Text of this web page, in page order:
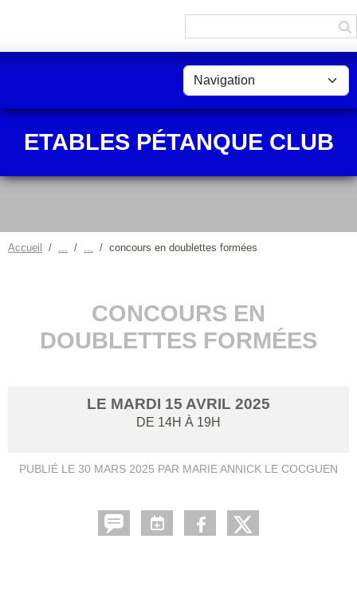
ETABLES PÉTANQUE CLUB
Accueil concours en doublettes formées
CONCOURS EN
DOUBLETTES FORMÉES
LE MARDI 15 AVRIL 2025
DE 14H À 19H
PUBLIÉ LE 30 MARS 2025 PAR MARIE ANNICK LE COCGUEN